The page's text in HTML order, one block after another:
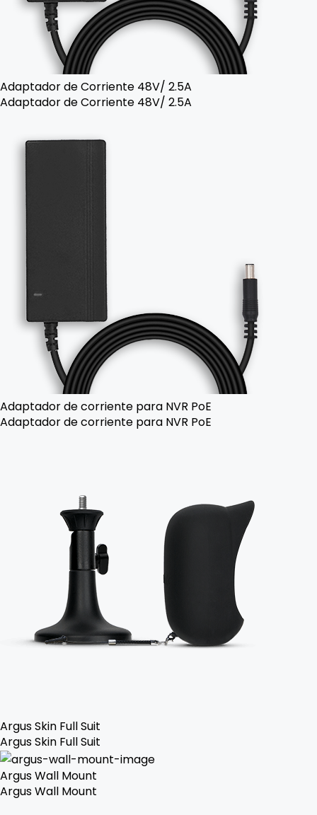
Adaptador de Corriente 48V/ 2.5A
Adaptador de Corriente 48V/ 2.5A
Adaptador de corriente para NVR PoE
Adaptador de corriente para NVR PoE
Argus Skin Full Suit
Argus Skin Full Suit
Argus Wall Mount
Argus Wall Mount